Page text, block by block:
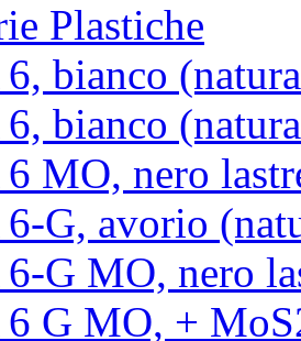
Plastiche
6, bianco
6, bianco
6 MO, nero
6-G, avorio
6-G MO, nero
6 G MO, +